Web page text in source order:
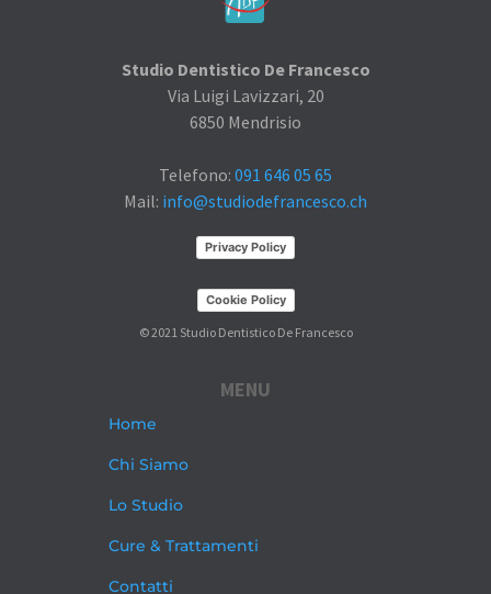
Studio Dentistico De Francesco
Via Luigi Lavizzari, 20
6850 Mendrisio
Telefono: 091 646 05 65
Mail: info@studiodefrancesco.ch
Privacy Policy
Cookie Policy
© 2021 Studio Dentistico De Francesco
MENU
Home
Chi Siamo
Lo Studio
Cure & Trattamenti
Contatti